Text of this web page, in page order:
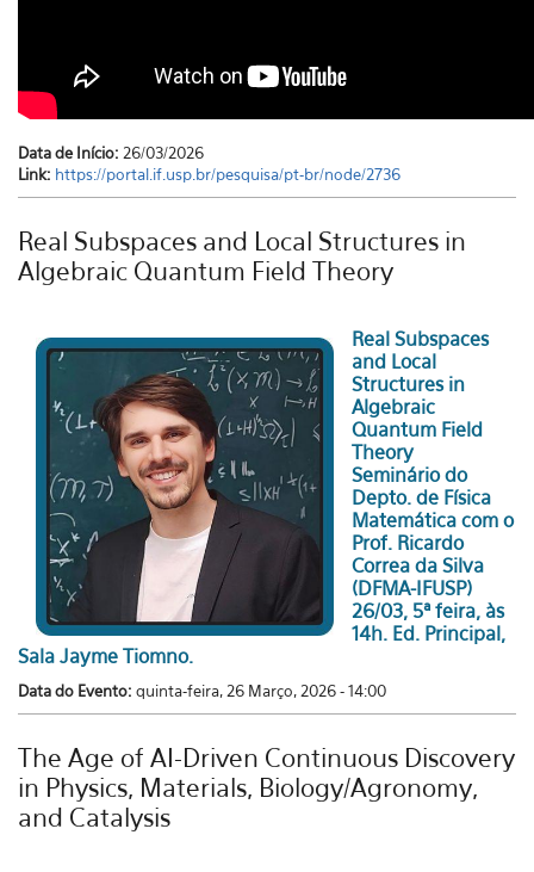
Data de Início: 26/03/2026
Link: https://portal.if.usp.br/pesquisa/pt-br/node/2736
Real Subspaces and Local Structures in
Algebraic Quantum Field Theory
Real Subspaces
and Local
Structures in
Algebraic
Quantum Field
Theory
Seminário do
Depto. de Física
Matemática com o
Prof. Ricardo
Correa da Silva
(DFMA-IFUSP)
26/03, 5ª feira, às
14h. Ed. Principal,
Sala Jayme Tiomno.
Data do Evento: quinta-feira, 26 Março, 2026 - 14:00
The Age of AI-Driven Continuous Discovery
in Physics, Materials, Biology/Agronomy,
and Catalysis